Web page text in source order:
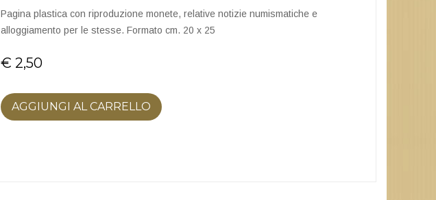
Pagina plastica con riproduzione monete, relative notizie numismatiche e
alloggiamento per le stesse. Formato cm. 20 x 25
€ 2,50
AGGIUNGI AL CARRELLO